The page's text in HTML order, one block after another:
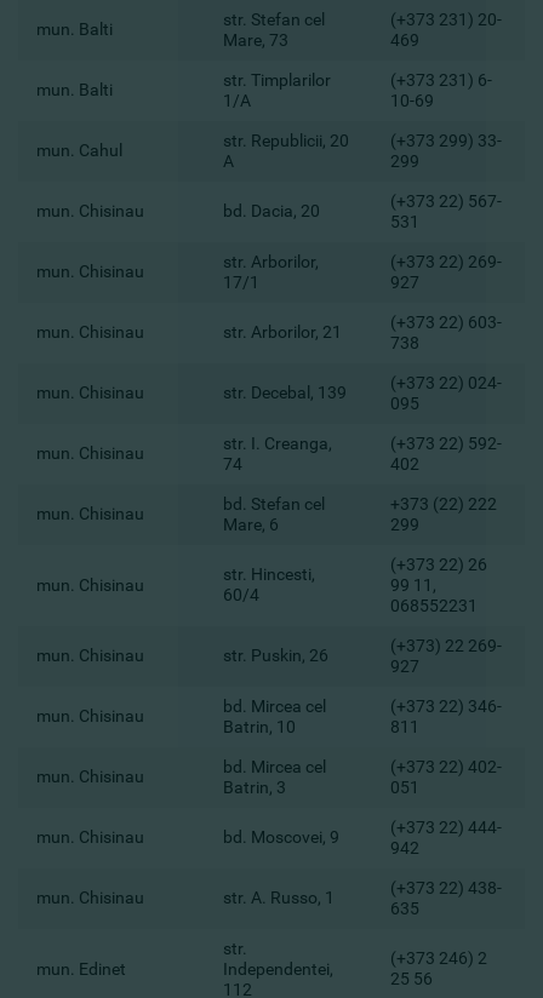
mun. Balti
str. Stefan cel
Mare, 73
(+373 231) 20-
469
mun. Balti
str. Timplarilor
1/A
(+373 231) 6-
10-69
mun. Cahul
str. Republicii, 20
A
(+373 299) 33-
299
mun. Chisinau bd. Dacia, 20
(+373 22) 567-
531
mun. Chisinau
str. Arborilor,
17/1
(+373 22) 269-
927
mun. Chisinau str. Arborilor, 21
(+373 22) 603-
738
mun. Chisinau str. Decebal, 139
(+373 22) 024-
095
mun. Chisinau
str. I. Creanga,
74
(+373 22) 592-
402
mun. Chisinau
bd. Stefan cel
Mare, 6
+373 (22) 222
299
mun. Chisinau
str. Hincesti,
60/4
(+373 22) 26
99 11,
068552231
mun. Chisinau str. Puskin, 26
(+373) 22 269-
927
mun. Chisinau
bd. Mircea cel
Batrin, 10
(+373 22) 346-
811
mun. Chisinau
bd. Mircea cel
Batrin, 3
(+373 22) 402-
051
mun. Chisinau bd. Moscovei, 9
(+373 22) 444-
942
mun. Chisinau str. A. Russo, 1
(+373 22) 438-
635
mun. Edinet
str.
Independentei,
112
(+373 246) 2
25 56